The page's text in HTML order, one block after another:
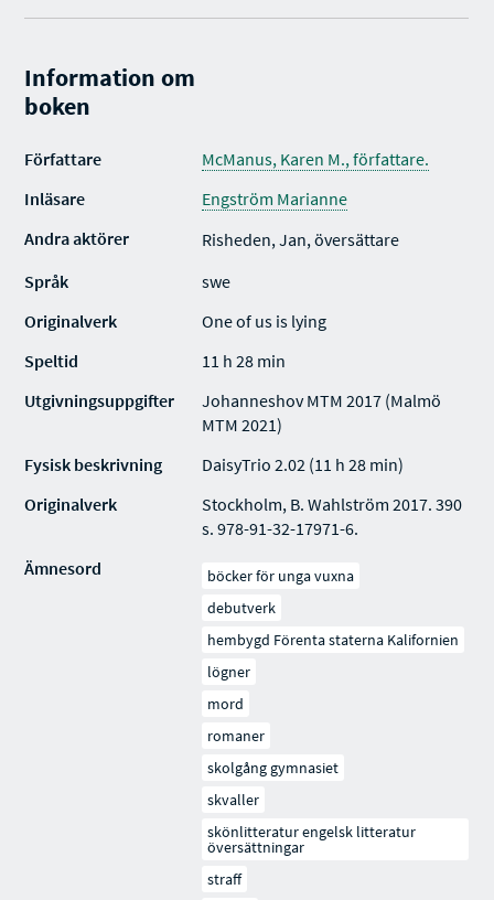
Information om
boken
Författare
McManus, Karen M., författare.
Inläsare
Engström Marianne
Andra aktörer
Risheden, Jan, översättare
Språk
swe
Originalverk
One of us is lying
Speltid
11 h 28 min
Utgivningsuppgifter
Johanneshov MTM 2017 (Malmö
MTM 2021)
Fysisk beskrivning
DaisyTrio 2.02 (11 h 28 min)
Originalverk
Stockholm, B. Wahlström 2017. 390
s. 978-91-32-17971-6.
Ämnesord
böcker för unga vuxna
debutverk
hembygd Förenta staterna Kalifornien
lögner
mord
romaner
skolgång gymnasiet
skvaller
skönlitteratur engelsk litteratur
översättningar
straff